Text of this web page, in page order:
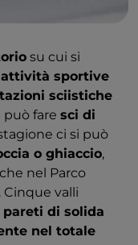
su cui si
sportive
sciistiche
può fare sci di
ci si può
o ghiaccio,
nel Parco
Cinque valli
pareti di solida
nel totale